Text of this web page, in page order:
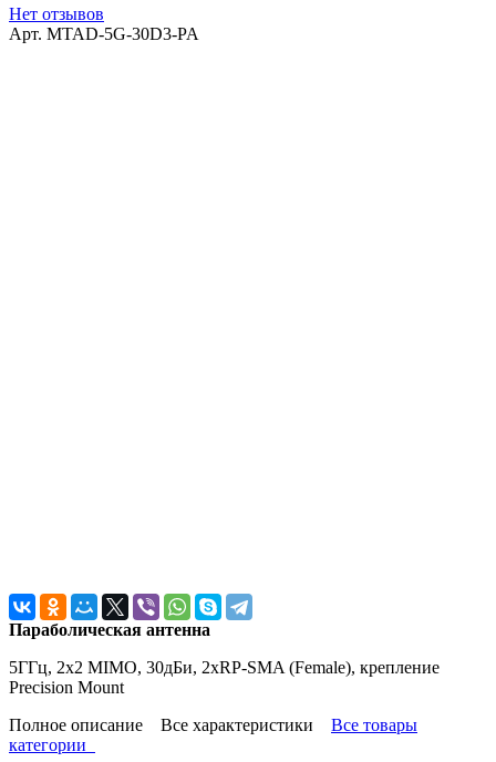
Нет отзывов
Арт. MTAD-5G-30D3-PA
Параболическая антенна
5ГГц, 2x2 MIMO, 30дБи, 2xRP-SMA (Female), крепление
Precision Mount
Полное описание
Все характеристики
Все товары
категории